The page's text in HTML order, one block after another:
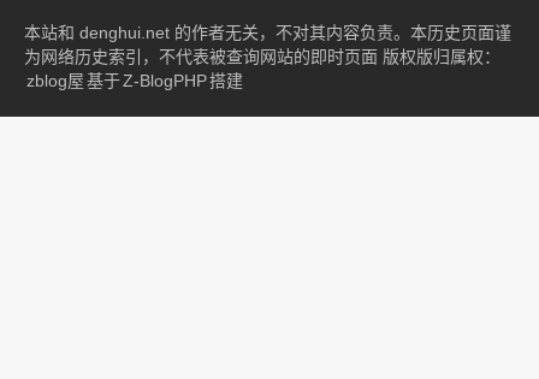
本站和 denghui.net 的作者无关，不对其内容负责。本历史页面谨
为网络历史索引，不代表被查询网站的即时页面 版权版归属权：
zblog屋基于Z-BlogPHP搭建